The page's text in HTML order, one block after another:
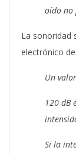
oído no
La sonoridad
electrónico
Un
120 dB
Si la